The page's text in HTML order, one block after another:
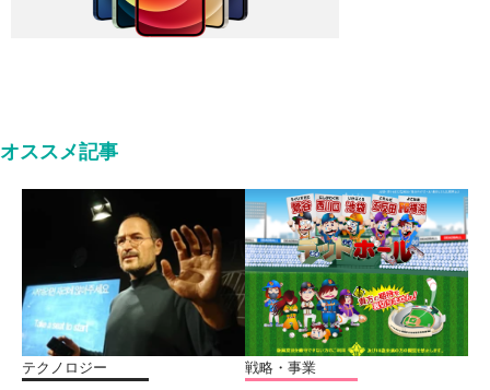
オススメ記事
テクノロジー 戦略・事業